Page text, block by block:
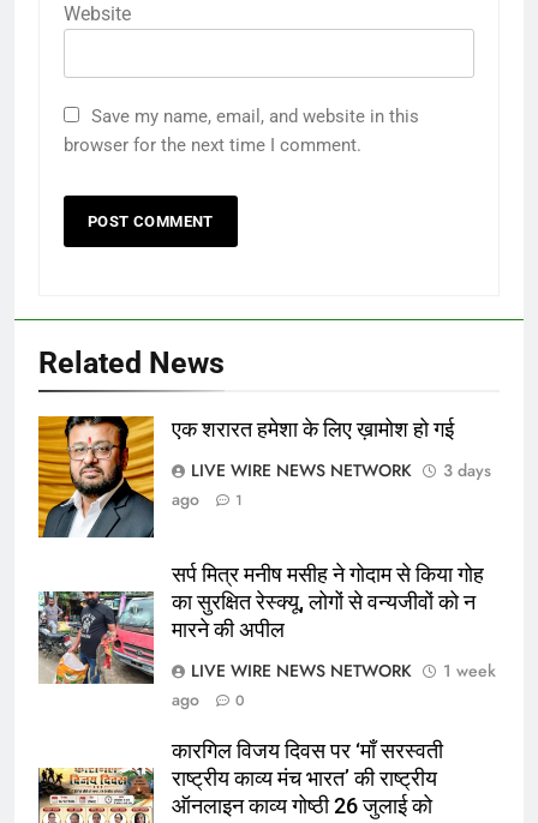
Website
Save my name, email, and website in this
browser for the next time I comment.
Related News
गिरधारी अरोरा
एक शरारत हमेशा के लिए ख़ामोश हो गई
LIVE WIRE NEWS NETWORK
3 days
ago
1
सर्प मित्र मनीष मसीह ने गोदाम से किया गोह
का सुरक्षित रेस्क्यू, लोगों से वन्यजीवों को न
मारने की अपील
LIVE WIRE NEWS NETWORK
1 week
ago
0
कारगिल विजय दिवस पर ‘माँ सरस्वती
राष्ट्रीय काव्य मंच भारत’ की राष्ट्रीय
ऑनलाइन काव्य गोष्ठी 26 जुलाई को